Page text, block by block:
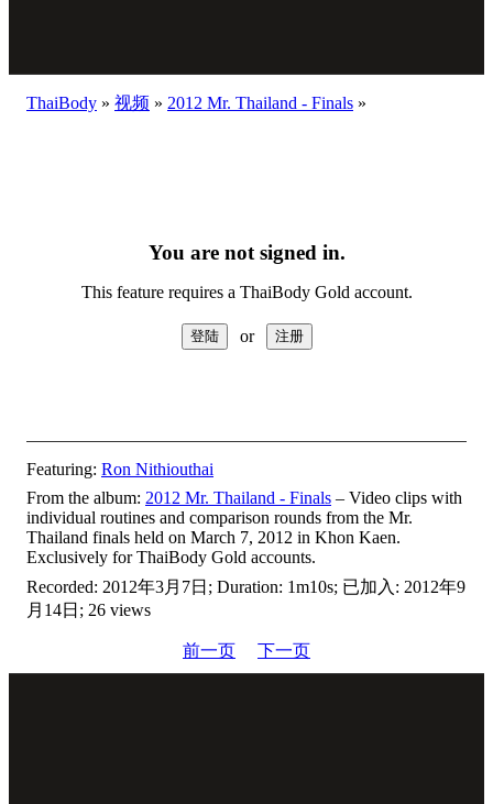
ThaiBody » 视频 » 2012 Mr. Thailand - Finals »
You are not signed in.
This feature requires a ThaiBody Gold account.
or
Featuring: Ron Nithiouthai
From the album: 2012 Mr. Thailand - Finals – Video clips with
individual routines and comparison rounds from the Mr.
Thailand finals held on March 7, 2012 in Khon Kaen.
Exclusively for ThaiBody Gold accounts.
Recorded: 2012年3月7日; Duration: 1m10s; 已加入: 2012年9
月14日; 26 views
前一页 下一页